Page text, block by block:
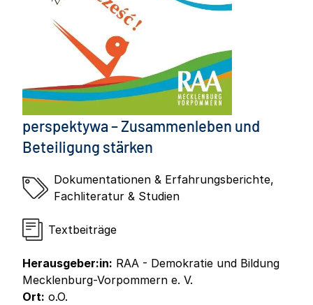
perspektywa – Zusammenleben und
Beteiligung stärken
Dokumentationen & Erfahrungsberichte,
Fachliteratur & Studien
Textbeiträge
Herausgeber:in: RAA - Demokratie und Bildung
Mecklenburg-Vorpommern e. V.
Ort: o.O.